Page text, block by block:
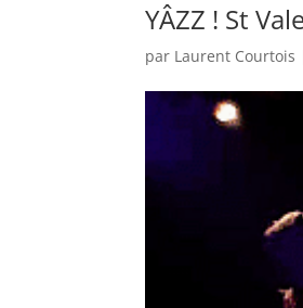
YÂZZ ! St
par Laurent Courtois